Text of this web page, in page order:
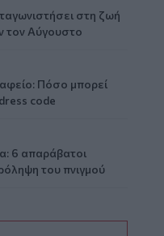
στη ζωή
τον Αύγουστο
Πόσο μπορεί
code
6 απαράβατοι
του πνιγμού
από τον σεισμό